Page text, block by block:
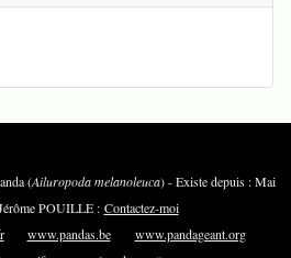
(Ailuropoda melanoleuca) - Existe depuis : Mai
POUILLE : Contactez-moi
www.pandas.be
www.pandageant.org